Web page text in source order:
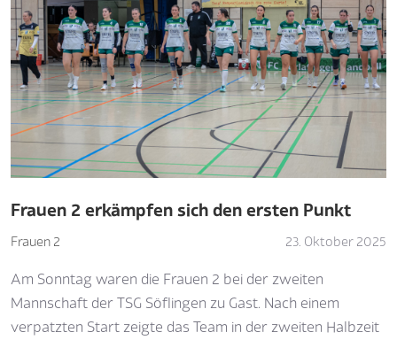
Frauen 2 erkämpfen sich den ersten Punkt
Frauen 2 23. Oktober 2025
Am Sonntag waren die Frauen 2 bei der zweiten
Mannschaft der TSG Söflingen zu Gast. Nach einem
verpatzten Start zeigte das Team in der zweiten Halbzeit